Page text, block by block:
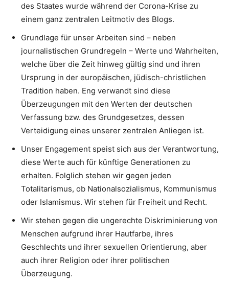
des Staates wurde während der Corona-Krise zu
einem ganz zentralen Leitmotiv des Blogs.
Grundlage für unser Arbeiten sind – neben
journalistischen Grundregeln – Werte und Wahrheiten,
welche über die Zeit hinweg gültig sind und ihren
Ursprung in der europäischen, jüdisch-christlichen
Tradition haben. Eng verwandt sind diese
Überzeugungen mit den Werten der deutschen
Verfassung bzw. des Grundgesetzes, dessen
Verteidigung eines unserer zentralen Anliegen ist.
Unser Engagement speist sich aus der Verantwortung,
diese Werte auch für künftige Generationen zu
erhalten. Folglich stehen wir gegen jeden
Totalitarismus, ob Nationalsozialismus, Kommunismus
oder Islamismus. Wir stehen für Freiheit und Recht.
Wir stehen gegen die ungerechte Diskriminierung von
Menschen aufgrund ihrer Hautfarbe, ihres
Geschlechts und ihrer sexuellen Orientierung, aber
auch ihrer Religion oder ihrer politischen
Überzeugung.